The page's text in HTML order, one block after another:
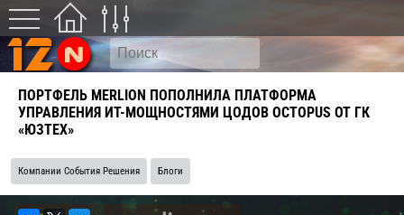
ПОРТФЕЛЬ MERLION ПОПОЛНИЛА ПЛАТФОРМА
УПРАВЛЕНИЯ ИТ-МОЩНОСТЯМИ ЦОДОВ OCTOPUS ОТ ГК
«ЮЗТЕХ»
Компании События Решения Блоги